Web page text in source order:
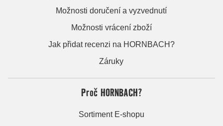
Možnosti doručení a vyzvednutí
Možnosti vrácení zboží
Jak přidat recenzi na HORNBACH?
Záruky
Proč HORNBACH?
Sortiment E-shopu